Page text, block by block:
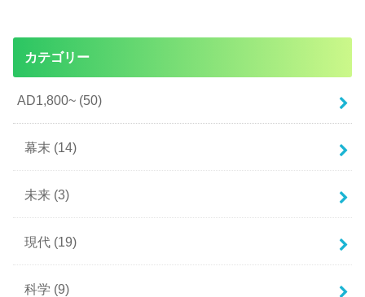
カテゴリー
AD1,800~ (50)
幕末 (14)
未来 (3)
現代 (19)
科学 (9)